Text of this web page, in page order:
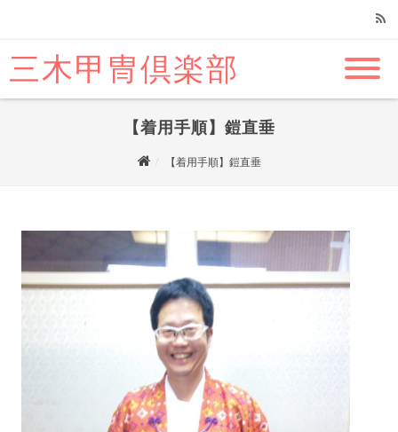
RSS
三木甲冑倶楽部
【着用手順】鎧直垂
【着用手順】鎧直垂